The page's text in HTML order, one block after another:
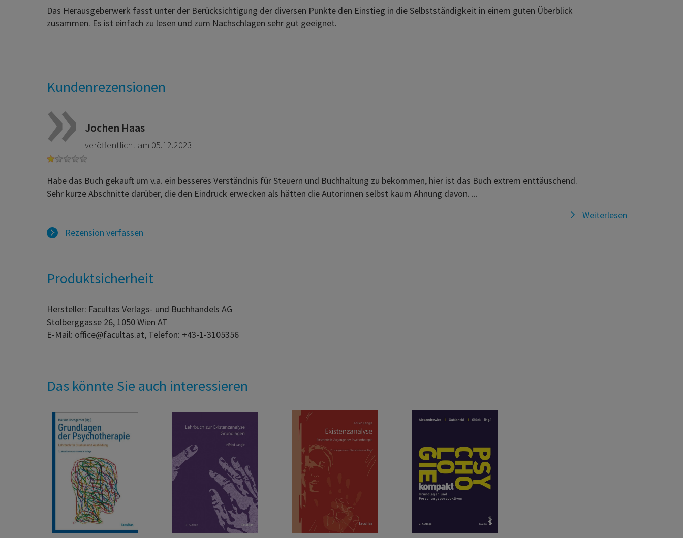
Das Herausgeberwerk fasst unter der Berücksichtigung der diversen Punkte den Einstieg in die Selbstständigkeit in einem guten Überblick
zusammen. Es ist einfach zu lesen und zum Nachschlagen sehr gut geeignet.
Kundenrezensionen
Jochen Haas
veröffentlicht am 05.12.2023
Habe das Buch gekauft um v.a. ein besseres Verständnis für Steuern und Buchhaltung zu bekommen, hier ist das Buch extrem enttäuschend.
Sehr kurze Abschnitte darüber, die den Eindruck erwecken als hätten die Autorinnen selbst kaum Ahnung davon. ...
Weiterlesen
Rezension verfassen
Produktsicherheit
Hersteller: Facultas Verlags- und Buchhandels AG
Stolberggasse 26, 1050 Wien AT
E-Mail: office@facultas.at, Telefon: +43-1-3105356
Das könnte Sie auch interessieren